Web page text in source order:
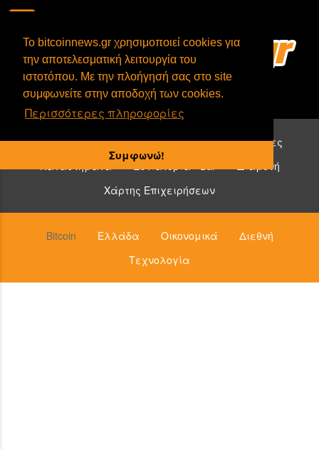
To bitcoinnews.gr χρησιμοποιεί cookies για
την αποτελεσματική λειτουργία του
ιστοτόπου. Με την πλοήγησή σας στο site
συμφωνείτε στην αποδοχή των cookies.
Περισσότερες πληροφορίες
Συμφωνώ!
Επιχειρήσεις που δέχονται bitcoin:
Υπηρεσίες
Καταστήματα
Εστιατόρια - Bar
Διαμονή
Χάρτης Επιχειρήσεων
Bitcoin Ελλάδα Οικονομικά
Διεθνή
Τεχνολογία